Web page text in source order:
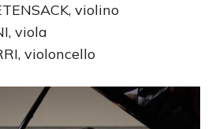
violino
viola
violoncello